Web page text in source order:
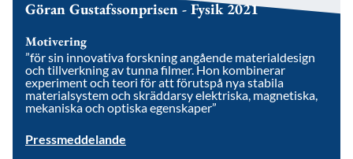
Göran Gustafssonprisen - Fysik 2021
Motivering
”för sin innovativa forskning angående materialdesign
och tillverkning av tunna filmer. Hon kombinerar
experiment och teori för att förutspå nya stabila
materialsystem och skräddarsy elektriska, magnetiska,
mekaniska och optiska egenskaper”
Pressmeddelande